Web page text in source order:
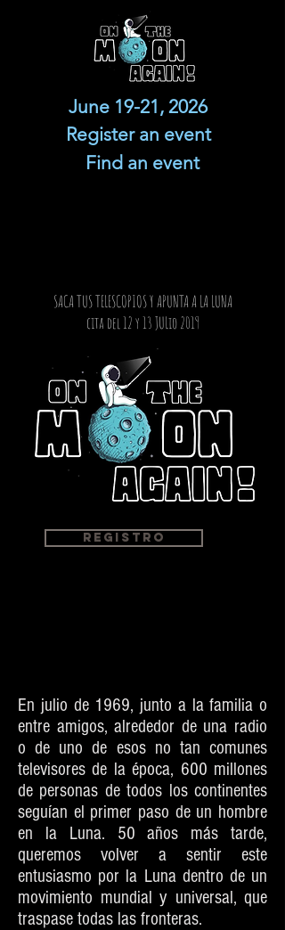
June 19-21, 2026
Register an event
Find an event
SACA TUS TELESCOPIOS Y APUNTA A LA LUNA
cita del 12 y 13 JULio 2019
registro
En julio de 1969, junto a la familia o
entre amigos, alrededor de una radio
o de uno de esos no tan comunes
televisores de la época, 600 millones
de personas de todos los continentes
seguían el primer paso de un hombre
en la Luna. 50 años más tarde,
queremos volver a sentir este
entusiasmo por la Luna dentro de un
movimiento mundial y universal, que
traspase todas las fronteras.